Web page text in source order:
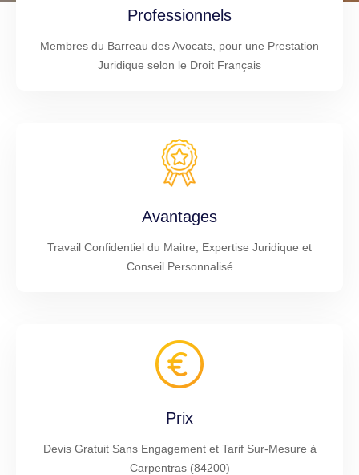
Professionnels
Membres du Barreau des Avocats, pour une Prestation
Juridique selon le Droit Français
Avantages
Travail Confidentiel du Maitre, Expertise Juridique et
Conseil Personnalisé
Prix
Devis Gratuit Sans Engagement et Tarif Sur-Mesure à
Carpentras (84200)